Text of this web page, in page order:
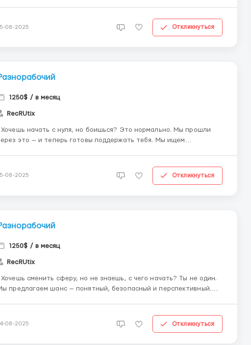
вы получите: — Полное обучение с нуля...
08-2025 Откликнуться
1250$ / в месяц
RecRUtix
Хочешь начать с нуля, но боишься? Это нормально. Мы прошли
это — и теперь готовы поддержать тебя. Мы ищем
тебя нет опыта — это не проблема. Ты получишь в...
15-08-2025 Откликнуться
1250$ / в месяц
RecRUtix
Хочешь сменить сферу, но не знаешь, с чего начать? Ты не один.
предлагаем шанс — понятный, безопасный и перспективный.
Рабочие инструменты и инструкции ✔ По...
08-2025 Откликнуться